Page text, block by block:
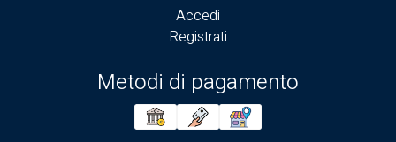
Accedi
Registrati
Metodi di pagamento